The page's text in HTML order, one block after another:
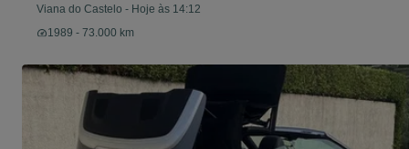
Viana do Castelo - Hoje às 14:12
1989 - 73.000 km